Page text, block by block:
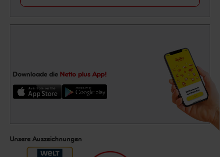
Downloade die Netto plus App!
Unsere Auszeichnungen